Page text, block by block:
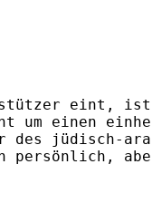
eint, ist
um einen
des jüdisch-
persönlich,